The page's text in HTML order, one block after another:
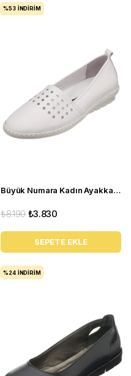
Büyük Numara Kadın Ayakkabı Babet PR 3311 beyaz
₺3.830
₺8.190
SEPETE EKLE
%53 İNDIRIM
%24 İNDIRIM